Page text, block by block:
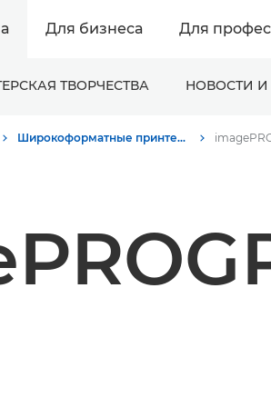
Для бизнеса Для
ТВОРЧЕСТВА НОВОСТИ
Широкоформатные принтеры - Пресс-центр Canon